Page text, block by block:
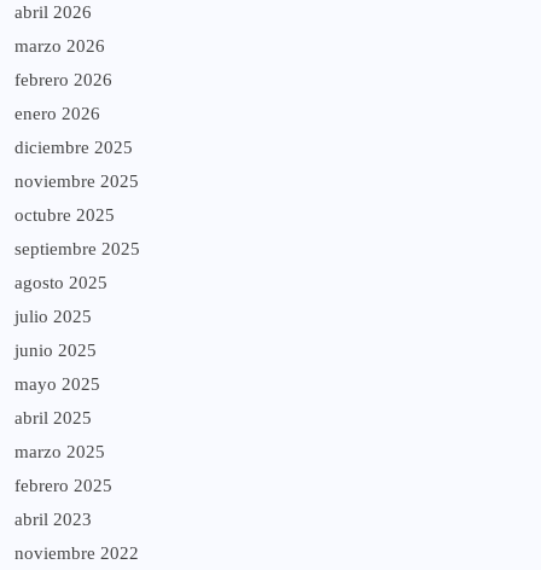
abril 2026
marzo 2026
febrero 2026
enero 2026
diciembre 2025
noviembre 2025
octubre 2025
septiembre 2025
agosto 2025
julio 2025
junio 2025
mayo 2025
abril 2025
marzo 2025
febrero 2025
abril 2023
noviembre 2022